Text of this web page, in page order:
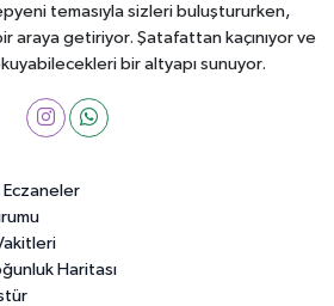
temasıyla sizleri buluştururken,
araya getiriyor. Şatafattan kaçınıyor ve
bir altyapı sunuyor.
Haritası